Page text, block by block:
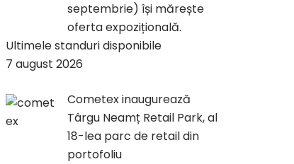
septembrie) își mărește
oferta expozițională.
Ultimele standuri disponibile
7 august 2026
Cometex inaugurează
Târgu Neamț Retail Park, al
18-lea parc de retail din
portofoliu